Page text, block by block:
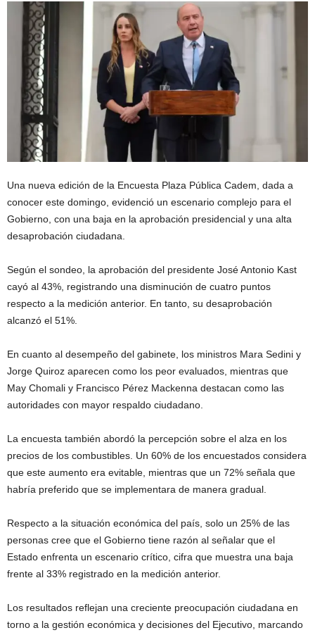
Una nueva edición de la Encuesta Plaza Pública Cadem, dada a
conocer este domingo, evidenció un escenario complejo para el
Gobierno, con una baja en la aprobación presidencial y una alta
desaprobación ciudadana.
Según el sondeo, la aprobación del presidente José Antonio Kast
cayó al 43%, registrando una disminución de cuatro puntos
respecto a la medición anterior. En tanto, su desaprobación
alcanzó el 51%.
En cuanto al desempeño del gabinete, los ministros Mara Sedini y
Jorge Quiroz aparecen como los peor evaluados, mientras que
May Chomali y Francisco Pérez Mackenna destacan como las
autoridades con mayor respaldo ciudadano.
La encuesta también abordó la percepción sobre el alza en los
precios de los combustibles. Un 60% de los encuestados considera
que este aumento era evitable, mientras que un 72% señala que
habría preferido que se implementara de manera gradual.
Respecto a la situación económica del país, solo un 25% de las
personas cree que el Gobierno tiene razón al señalar que el
Estado enfrenta un escenario crítico, cifra que muestra una baja
frente al 33% registrado en la medición anterior.
Los resultados reflejan una creciente preocupación ciudadana en
torno a la gestión económica y decisiones del Ejecutivo, marcando